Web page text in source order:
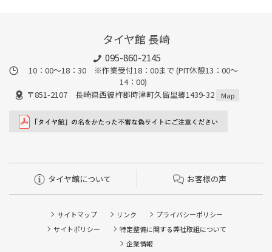
タイヤ館 長崎
095-860-2145
10：00～18：30 ※作業受付18：00まで (PIT休憩13：00～
14：00)
〒851-2107 長崎県西彼杵郡時津町久留里郷1439-32
Map
タイヤ館について お客様の声
サイトマップ リンク
プライバシーポリシー
サイトポリシー
特定整備に関する弊社取組について
企業情報